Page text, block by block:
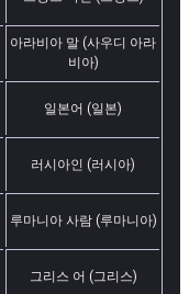
아라비아 말 (사우디 아라
비아)
일본어 (일본)
러시아인 (러시아)
루마니아 사람 (루마니아)
그리스 어 (그리스)